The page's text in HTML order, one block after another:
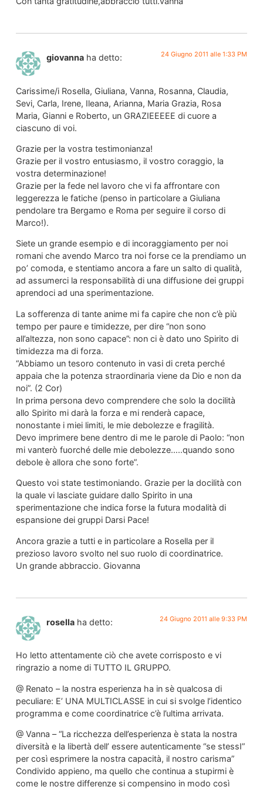
giovanna ha detto: 24 Giugno 2011 alle 1:33 PM
Carissime/i Rosella, Giuliana, Vanna, Rosanna, Claudia,
Sevi, Carla, Irene, Ileana, Arianna, Maria Grazia, Rosa
Maria, Gianni e Roberto, un GRAZIEEEEE di cuore a
ciascuno di voi.
Grazie per la vostra testimonianza!
Grazie per il vostro entusiasmo, il vostro coraggio, la
vostra determinazione!
Grazie per la fede nel lavoro che vi fa affrontare con
leggerezza le fatiche (penso in particolare a Giuliana
pendolare tra Bergamo e Roma per seguire il corso di
Marco!).
Siete un grande esempio e di incoraggiamento per noi
romani che avendo Marco tra noi forse ce la prendiamo un
po’ comoda, e stentiamo ancora a fare un salto di qualità,
ad assumerci la responsabilità di una diffusione dei gruppi
aprendoci ad una sperimentazione.
La sofferenza di tante anime mi fa capire che non c’è più
tempo per paure e timidezze, per dire “non sono
all’altezza, non sono capace”: non ci è dato uno Spirito di
timidezza ma di forza.
“Abbiamo un tesoro contenuto in vasi di creta perché
appaia che la potenza straordinaria viene da Dio e non da
noi”. (2 Cor)
In prima persona devo comprendere che solo la docilità
allo Spirito mi darà la forza e mi renderà capace,
nonostante i miei limiti, le mie debolezze e fragilità.
Devo imprimere bene dentro di me le parole di Paolo: “non
mi vanterò fuorché delle mie debolezze…..quando sono
debole è allora che sono forte”.
Questo voi state testimoniando. Grazie per la docilità con
la quale vi lasciate guidare dallo Spirito in una
sperimentazione che indica forse la futura modalità di
espansione dei gruppi Darsi Pace!
Ancora grazie a tutti e in particolare a Rosella per il
prezioso lavoro svolto nel suo ruolo di coordinatrice.
Un grande abbraccio. Giovanna
rosella ha detto: 24 Giugno 2011 alle 9:33 PM
Ho letto attentamente ciò che avete corrisposto e vi
ringrazio a nome di TUTTO IL GRUPPO.
@ Renato – la nostra esperienza ha in sè qualcosa di
peculiare: E’ UNA MULTICLASSE in cui si svolge l’identico
programma e come coordinatrice c’è l’ultima arrivata.
@ Vanna – “La ricchezza dell’esperienza è stata la nostra
diversità e la libertà dell’ essere autenticamente “se stessI”
per così esprimere la nostra capacità, il nostro carisma”
Condivido appieno, ma quello che continua a stupirmi è
come le nostre differenze si compensino in modo così